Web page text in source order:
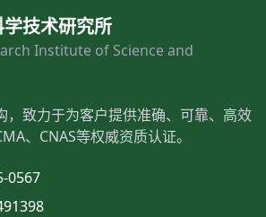
技术研究所
Institute of Science and
，致力于为客户提供准确、可靠、高效
、CNAS等权威资质认证。
0567